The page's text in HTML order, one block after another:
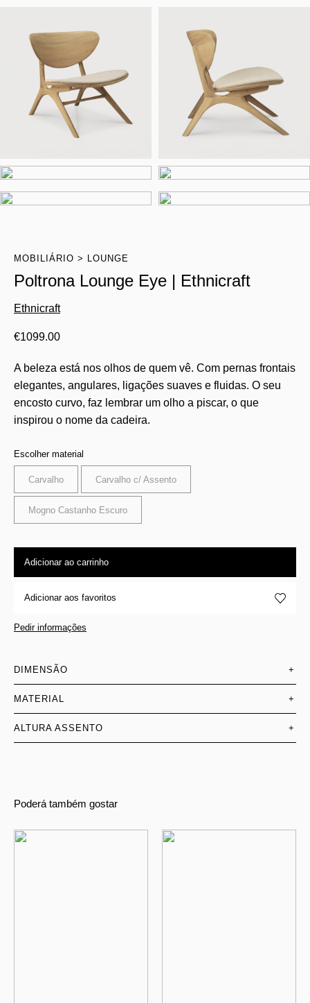
MOBILIÁRIO LOUNGE
Poltrona Lounge Eye | Ethnicraft
Ethnicraft
€1099.00
A beleza está nos olhos de quem vê. Com pernas frontais
elegantes, angulares, ligações suaves e fluidas. O seu
encosto curvo, faz lembrar um olho a piscar, o que
inspirou o nome da cadeira.
Escolher material
Carvalho Carvalho c/ Assento
Mogno Castanho Escuro
Adicionar ao carrinho
Adicionar aos favoritos
Pedir informações
DIMENSÃO +
MATERIAL +
ALTURA ASSENTO +
Poderá também gostar